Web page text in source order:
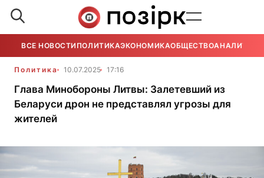
ВСЕ НОВОСТИ ПОЛИТИКАЭКОНОМИКАОБЩЕСТВОАНАЛИТИКА
Политика 10.07.2025 17:16
Глава Минобороны Литвы: Залетевший из
Беларуси дрон не представлял угрозы для
жителей